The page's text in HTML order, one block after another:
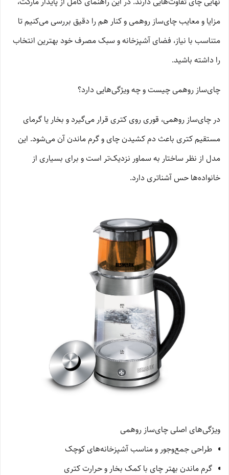
مزایا و معایب چای‌ساز روهمی و کنار هم را دقیق بررسی می‌کنیم تا
متناسب با نیاز، فضای آشپزخانه و سبک مصرف خود بهترین انتخاب
را داشته باشید.
چای‌ساز روهمی چیست و چه ویژگی‌هایی دارد؟
در چای‌ساز روهمی، قوری روی کتری قرار می‌گیرد و بخار یا گرمای
مستقیم کتری باعث دم کشیدن چای و گرم ماندن آن می‌شود. این
مدل از نظر ساختار به سماور نزدیک‌تر است و برای بسیاری از
خانواده‌ها حس آشناتری دارد.
ویژگی‌های اصلی چای‌ساز روهمی
طراحی جمع‌وجور و مناسب آشپزخانه‌های کوچک
گرم ماندن بهتر چای با کمک بخار و حرارت کتری